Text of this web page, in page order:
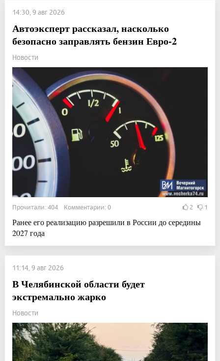
14:30, 9 авг 2026
Автоэксперт рассказал, насколько
безопасно заправлять бензин Евро-2
Новости
Прочитали: 404 Комментарии: 0 2 1
Ранее его реализацию разрешили в России до середины
2027 года
11:14, 9 авг 2026
В Челябинской области будет
экстремально жарко
Новости